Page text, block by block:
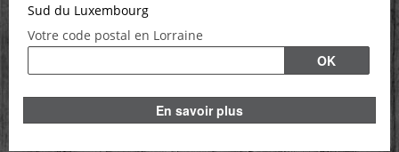
Sud du Luxembourg
Votre code postal en Lorraine
En savoir plus